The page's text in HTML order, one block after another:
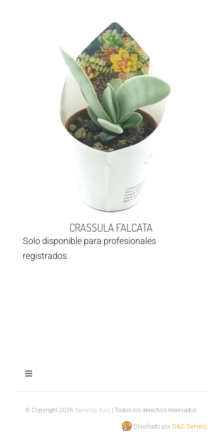
CRASSULA FALCATA
Solo disponible para profesionales
registrados.
Toggle
© Copyright 2026 Semillas Iluro | Todos los derechos reservados
Diseñado por D&D Serveis